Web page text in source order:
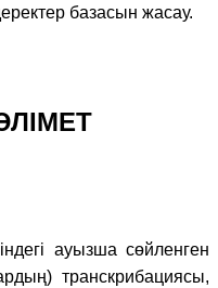
базасын жасау.
ауызша сөйленген
транскрибациясы,